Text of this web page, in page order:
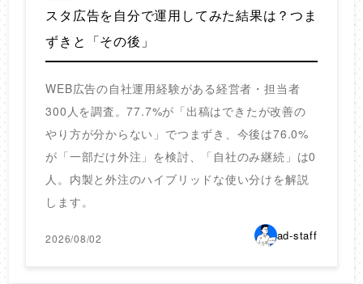
スタ広告を自分で運用してみた結果は？つま
ずきと「その後」
WEB広告の自社運用経験がある経営者・担当者
300人を調査。77.7%が「出稿はできたが改善の
やり方が分からない」でつまずき、今後は76.0%
が「一部だけ外注」を検討、「自社のみ継続」は0
人。内製と外注のハイブリッドな使い分けを解説
します。
2026/08/02 ad-staff